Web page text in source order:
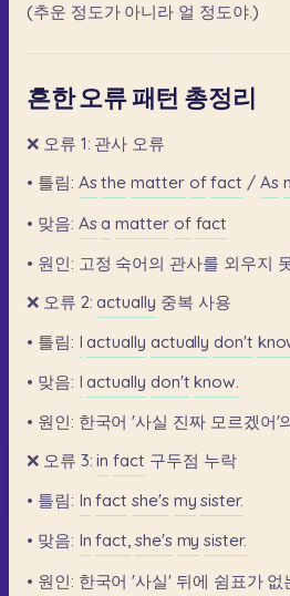
(추운 정도가 아니라 얼 정도야.)
흔한 오류 패턴 총정리
❌ 오류 1: 관사 오류
• 틀림: As the matter of fact / As
• 맞음: As a matter of fact
• 원인: 고정 숙어의 관사를 외우지
❌ 오류 2: actually 중복 사용
• 틀림: I actually actually don't
• 맞음: I actually don't know.
• 원인: 한국어 '사실 진짜 모르겠어'
❌ 오류 3: in fact 구두점 누락
• 틀림: In fact she's my sister.
• 맞음: In fact, she's my sister.
• 원인: 한국어 '사실' 뒤에 쉼표가 없